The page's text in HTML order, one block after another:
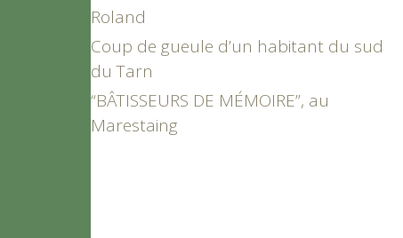
Roland
Coup de gueule d’un habitant du sud
du Tarn
“BÂTISSEURS DE MÉMOIRE”, au
Marestaing